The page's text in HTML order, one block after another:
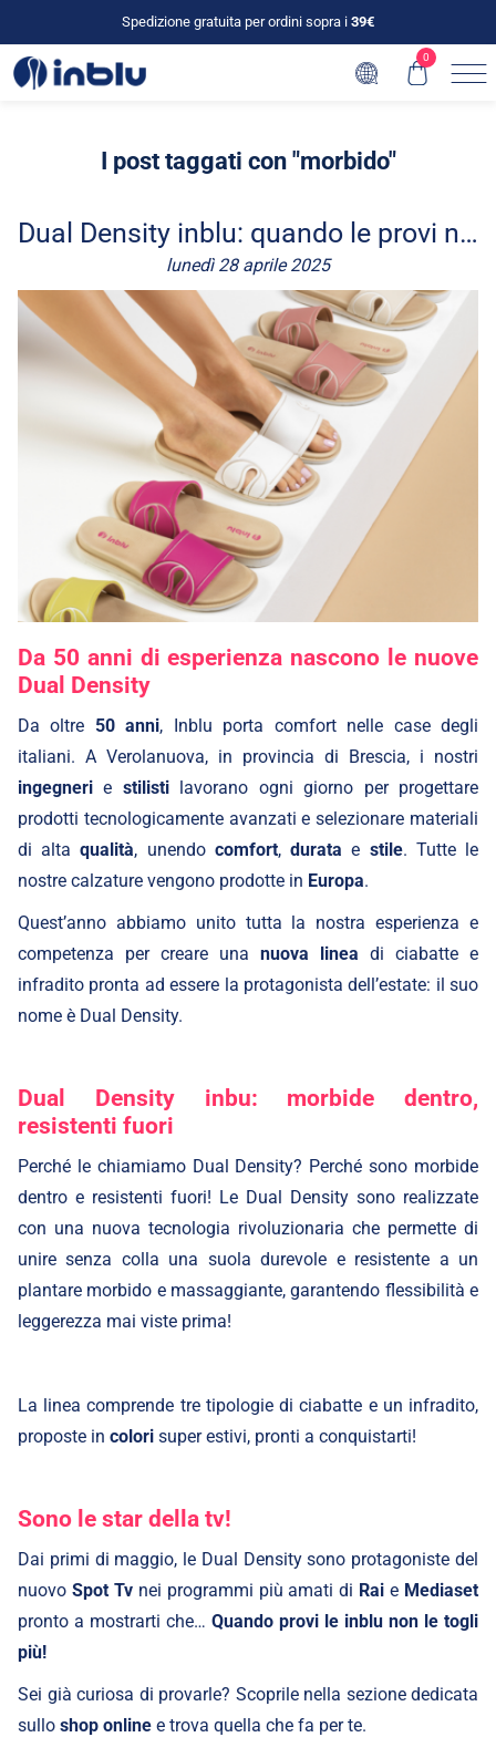
Spedizione gratuita per ordini sopra i 39€
0
I post taggati con "morbido"
Dual Density inblu: quando le provi non le togli più
lunedì 28 aprile 2025
Da 50 anni di esperienza nascono le nuove
Dual Density
Da oltre 50 anni, Inblu porta comfort nelle case degli
italiani. A Verolanuova, in provincia di Brescia, i nostri
ingegnerie stilisti lavorano ogni giorno per progettare
prodotti tecnologicamente avanzati e selezionare materiali
di altaqualità, unendo comfort,duratae stile. Tutte le
nostre calzature vengono prodotte in Europa.
Quest’anno abbiamo unito tutta la nostra esperienza e
competenza per creare una nuova linea di ciabatte e
infradito pronta ad essere la protagonista dell’estate: il suo
nome è Dual Density.
Dual Density inbu: morbide dentro,
resistenti fuori
Perché le chiamiamo Dual Density? Perché sono morbide
dentro e resistenti fuori! Le Dual Density sono realizzate
con una nuova tecnologia rivoluzionaria che permette di
unire senza colla una suola durevole e resistente a un
plantare morbido e massaggiante, garantendo flessibilità e
leggerezza mai viste prima!
La linea comprende tre tipologie di ciabatte e un infradito,
proposte in colori super estivi, pronti a conquistarti!
Sono le star della tv!
Dai primi di maggio, le Dual Density sono protagoniste del
nuovo Spot Tvnei programmi più amati di Rai e Mediaset
pronto a mostrarti che… Quando provi le inblu non le togli
più!
Sei già curiosa di provarle? Scoprile nella sezione dedicata
sullo shop online e trova quella che fa per te.